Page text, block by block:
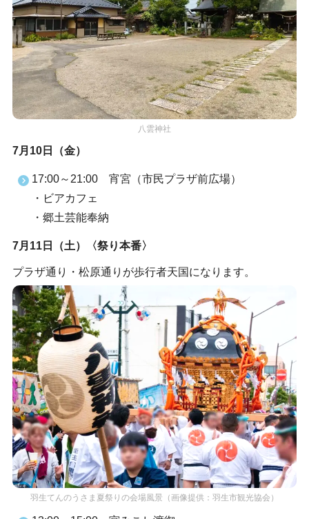
八雲神社
7月10日（金）
17:00～21:00 宵宮（市民プラザ前広場）
・ビアカフェ
・郷土芸能奉納
7月11日（土）〈祭り本番〉
プラザ通り・松原通りが歩行者天国になります。
羽生てんのうさま夏祭りの会場風景（画像提供：羽生市観光協会）